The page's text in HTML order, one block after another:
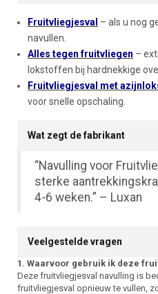
Fruitvliegjesval – als u nog
navullen.
Alles tegen fruitvliegen –
lokstoffen bij hardnekkige
Fruitvliegjesval met
voor snelle opschaling.
Wat zegt de fabrikant
“Navulling voor
sterke
4-6 weken.” – Luxan
Veelgestelde vragen
1. Waarvoor gebruik ik deze
Deze fruitvliegjesval navulling is
fruitvliegjesval opnieuw te vullen,